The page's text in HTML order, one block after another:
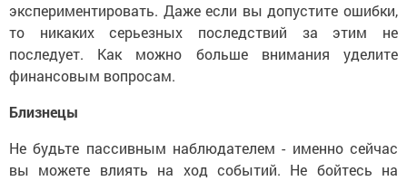
экспериментировать. Даже если вы допустите ошибки,
то никаких серьезных последствий за этим не
последует. Как можно больше внимания уделите
финансовым вопросам.
Близнецы
Не будьте пассивным наблюдателем - именно сейчас
вы можете влиять на ход событий. Не бойтесь на